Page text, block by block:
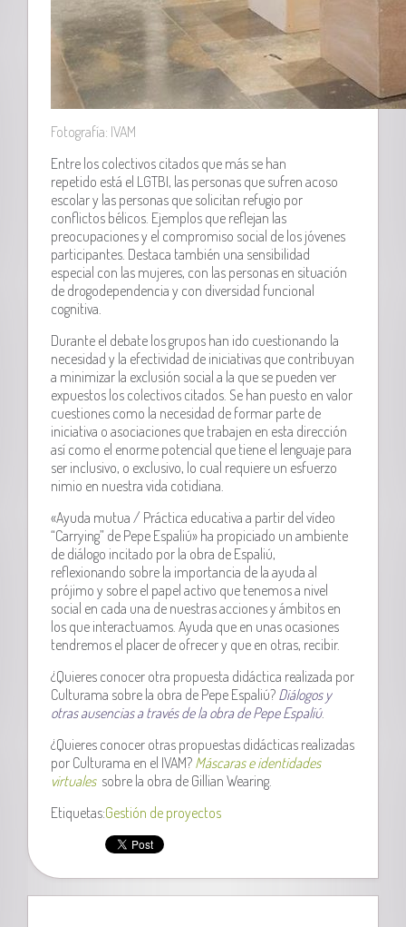
Fotografía: IVAM
Entre los colectivos citados que más se han
repetido está el LGTBI, las personas que sufren acoso
escolar y las personas que solicitan refugio por
conflictos bélicos. Ejemplos que reflejan las
preocupaciones y el compromiso social de los jóvenes
participantes. Destaca también una sensibilidad
especial con las mujeres, con las personas en situación
de drogodependencia y con diversidad funcional
cognitiva.
Durante el debate los grupos han ido cuestionando la
necesidad y la efectividad de iniciativas que contribuyan
a minimizar la exclusión social a la que se pueden ver
expuestos los colectivos citados. Se han puesto en valor
cuestiones como la necesidad de formar parte de
iniciativa o asociaciones que trabajen en esta dirección
así como el enorme potencial que tiene el lenguaje para
ser inclusivo, o exclusivo, lo cual requiere un esfuerzo
nimio en nuestra vida cotidiana.
«Ayuda mutua / Práctica educativa a partir del vídeo
“Carrying” de Pepe Espaliú» ha propiciado un ambiente
de diálogo incitado por la obra de Espaliú,
reflexionando sobre la importancia de la ayuda al
prójimo y sobre el papel activo que tenemos a nivel
social en cada una de nuestras acciones y ámbitos en
los que interactuamos. Ayuda que en unas ocasiones
tendremos el placer de ofrecer y que en otras, recibir.
¿Quieres conocer otra propuesta didáctica realizada por
Culturama sobre la obra de Pepe Espaliú? Diálogos y
otras ausencias a través de la obra de Pepe Espaliú.
¿Quieres conocer otras propuestas didácticas realizadas
por Culturama en el IVAM? Máscaras e identidades
virtuales sobre la obra de Gillian Wearing.
Etiquetas:Gestión de proyectos